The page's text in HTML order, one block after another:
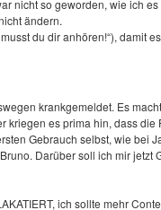
nicht so geworden, wie ich
ändern.
du dir anhören!“), damit
krankgemeldet. Es
kriegen es prima hin, dass die
Gebrauch selbst, wie bei
Darüber soll ich mir jetzt
ich sollte mehr